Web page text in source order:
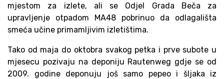
mjestom za izlete, ali se Odjel Grada Beča za
upravljenje otpadom MA48 pobrinuo da odlagališta
smeća učine primamljivim izletištima.
Tako od maja do oktobra svakog petka i prve subote u
mjesecu pozivaju na deponiju Rautenweg gdje se od
2009. godine deponuju još samo pepeo i šljaka iz